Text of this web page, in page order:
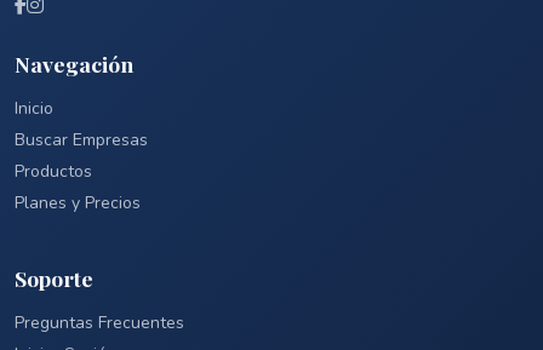
Navegación
Inicio
Buscar Empresas
Productos
Planes y Precios
Soporte
Preguntas Frecuentes